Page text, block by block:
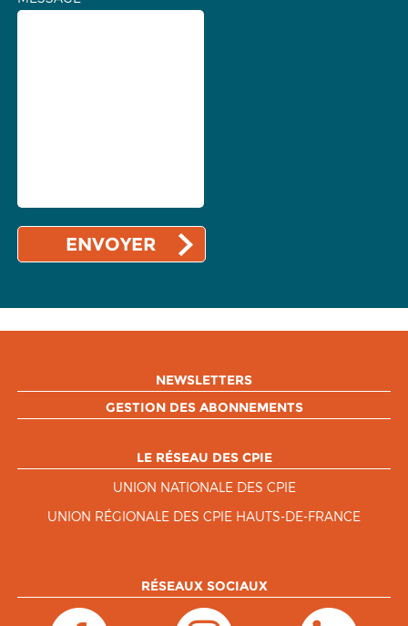
NEWSLETTERS
GESTION DES ABONNEMENTS
LE RÉSEAU DES CPIE
UNION NATIONALE DES CPIE
UNION RÉGIONALE DES CPIE HAUTS-DE-FRANCE
RÉSEAUX SOCIAUX